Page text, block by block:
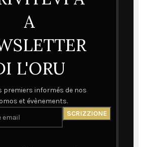
A
L'ORU
premiers informés de nos
et évènements.